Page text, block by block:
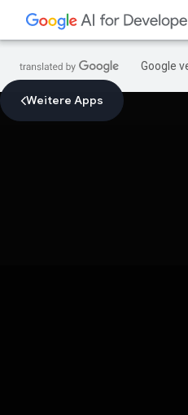
Google
Weitere Apps